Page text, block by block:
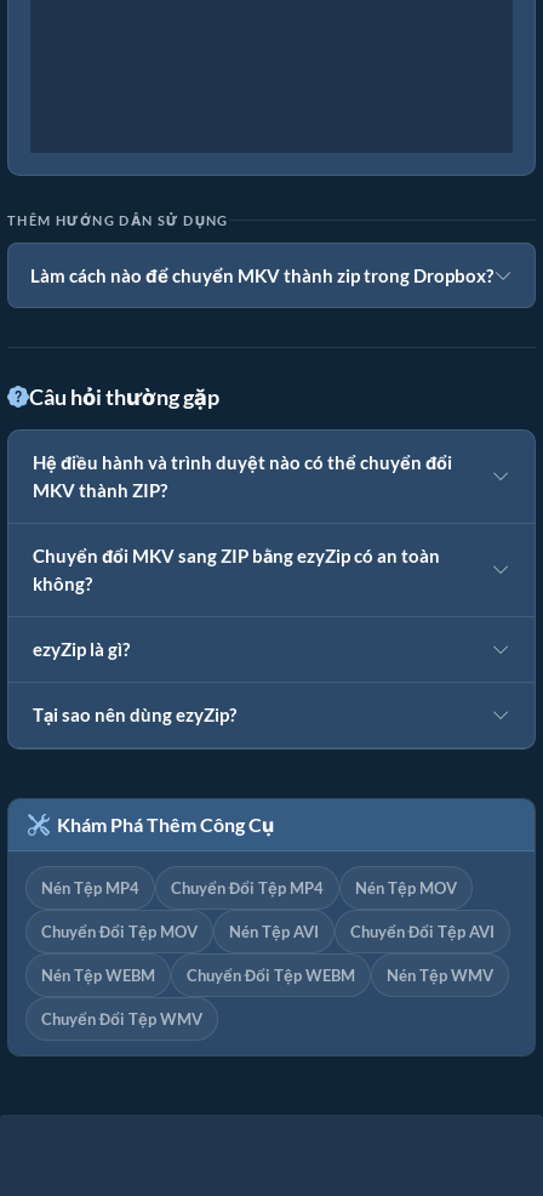
THÊM HƯỚNG DẪN SỬ DỤNG
Làm cách nào để chuyển MKV thành zip trong Dropbox?
Câu hỏi thường gặp
Hệ điều hành và trình duyệt nào có thể chuyển đổi
MKV thành ZIP?
Chuyển đổi MKV sang ZIP bằng ezyZip có an toàn
không?
ezyZip là gì?
Tại sao nên dùng ezyZip?
Khám Phá Thêm Công Cụ
Nén Tệp MP4 Chuyển Đổi Tệp MP4 Nén Tệp MOV
Chuyển Đổi Tệp MOV Nén Tệp AVI Chuyển Đổi Tệp AVI
Nén Tệp WEBM Chuyển Đổi Tệp WEBM Nén Tệp WMV
Chuyển Đổi Tệp WMV